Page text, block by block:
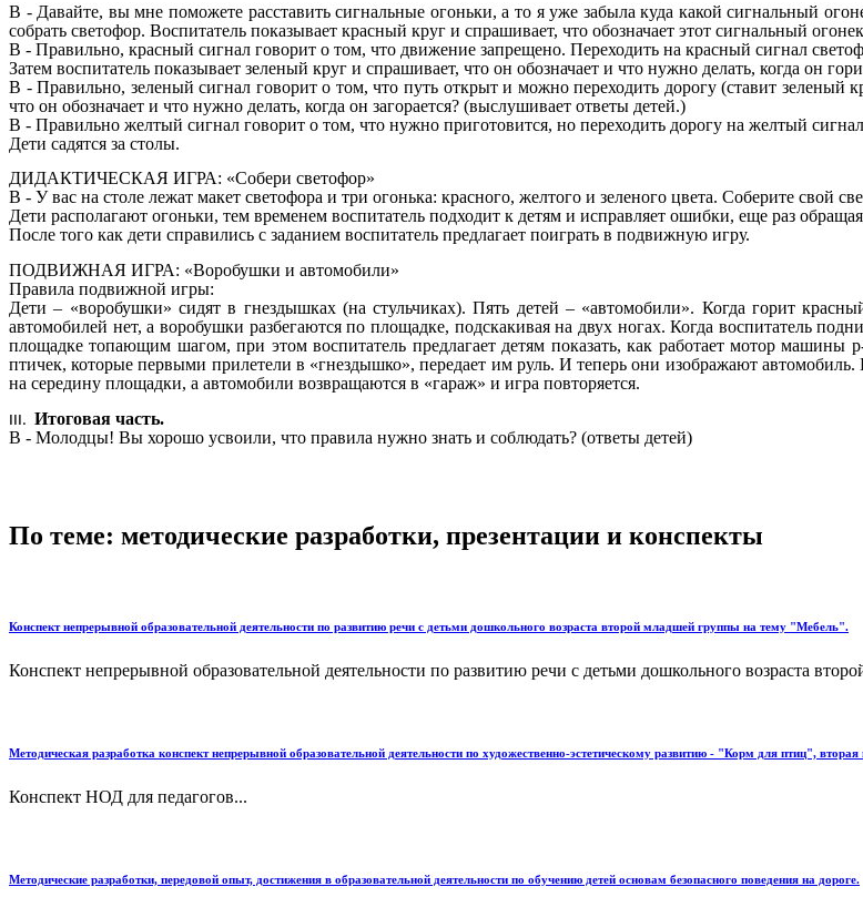
В - Давайте, вы мне поможете расставить сигнальные огоньки, а то я уже забыла куда какой сигнальный
собрать светофор. Воспитатель показывает красный круг и спрашивает, что обозначает этот сигнальный
В - Правильно, красный сигнал говорит о том, что движение запрещено. Переходить на красный сигнал
Затем воспитатель показывает зеленый круг и спрашивает, что он обозначает и что нужно делать, когда он
В - Правильно, зеленый сигнал говорит о том, что путь открыт и можно переходить дорогу (ставит зеленый
что он обозначает и что нужно делать, когда он загорается? (выслушивает ответы детей.)
В - Правильно желтый сигнал говорит о том, что нужно приготовится, но переходить дорогу на желтый
Дети садятся за столы.
ДИДАКТИЧЕСКАЯ ИГРА: «Собери светофор»
В - У вас на столе лежат макет светофора и три огонька: красного, желтого и зеленого цвета. Соберите свой
Дети располагают огоньки, тем временем воспитатель подходит к детям и исправляет ошибки, еще раз
После того как дети справились с заданием воспитатель предлагает поиграть в подвижную игру.
ПОДВИЖНАЯ ИГРА: «Воробушки и автомобили»
Правила подвижной игры:
Дети – «воробушки» сидят в гнездышках (на стульчиках). Пять детей – «автомобили». Когда горит
автомобилей нет, а воробушки разбегаются по площадке, подскакивая на двух ногах. Когда воспитатель
площадке топающим шагом, при этом воспитатель предлагает детям показать, как работает мотор машины
птичек, которые первыми прилетели в «гнездышко», передает им руль. И теперь они изображают
на середину площадки, а автомобили возвращаются в «гараж» и игра повторяется.
Итоговая часть.
В - Молодцы! Вы хорошо усвоили, что правила нужно знать и соблюдать? (ответы детей)
По теме: методические разработки, презентации и конспекты
Конспект непрерывной образовательной деятельности по развитию речи с детьми дошкольного возраста второй младшей группы на тему "Мебель".
Конспект непрерывной образовательной деятельности по развитию речи с детьми дошкольного возраста
Методическая разработка конспект непрерывной образовательной деятельности по художественно-эстетическому развитию - "Корм для птиц",
Конспект НОД для педагогов...
Методические разработки, передовой опыт, достижения в образовательной деятельности по обучению детей основам безопасного поведения на дороге.